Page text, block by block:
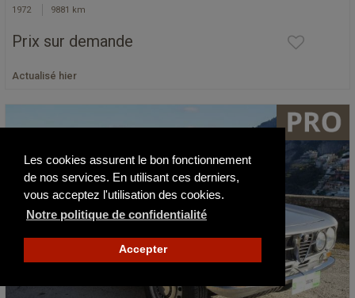
Les cookies assurent le bon fonctionnement
de nos services. En utilisant ces derniers,
vous acceptez l'utilisation des cookies.
Notre politique de confidentialité
Accepter
1972 9881 km
Prix sur demande
Actualisé hier